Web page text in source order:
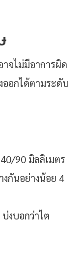
จไม่มีอาการผิด
ออกได้ตามระดับ
90 มิลลิเมตร
งกันอย่างน้อย 4
งบอกว่าไต